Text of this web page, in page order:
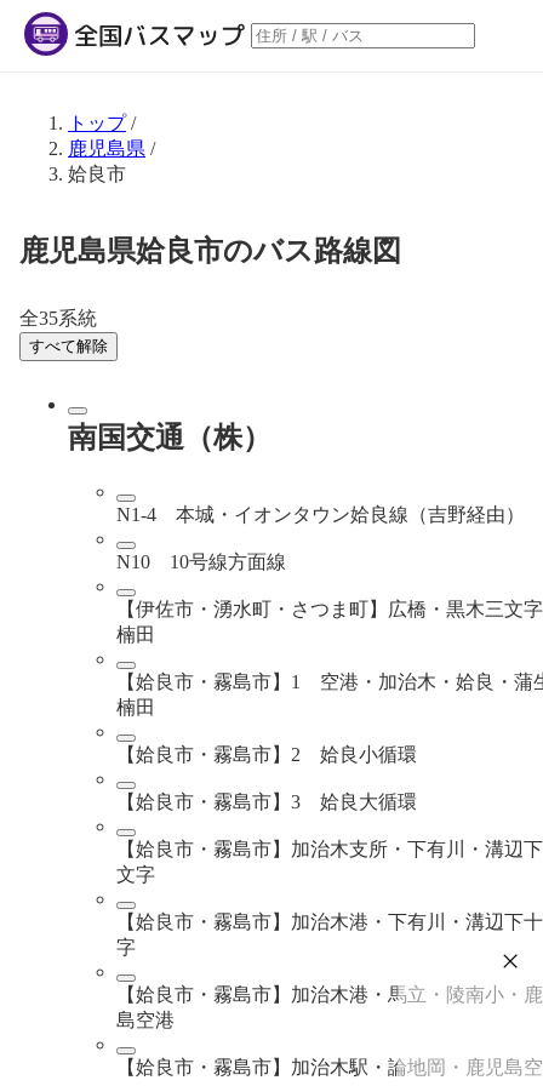
トップ/
鹿児島県 /
姶良市
鹿児島県姶良市のバス路線図
全35系統
すべて解除
南国交通（株）
N1-4 本城・イオンタウン姶良線（吉野経由）
N10 10号線方面線
【伊佐市・湧水町・さつま町】広橋・黒木三文
楠田
【姶良市・霧島市】1 空港・加治木・姶良・蒲
楠田
【姶良市・霧島市】2 姶良小循環
【姶良市・霧島市】3 姶良大循環
【姶良市・霧島市】加治木支所・下有川・溝辺
文字
【姶良市・霧島市】加治木港・下有川・溝辺下
字
【姶良市・霧島市】加治木港・馬立・陵南小・
島空港
【姶良市・霧島市】加治木駅・論地岡・鹿児島